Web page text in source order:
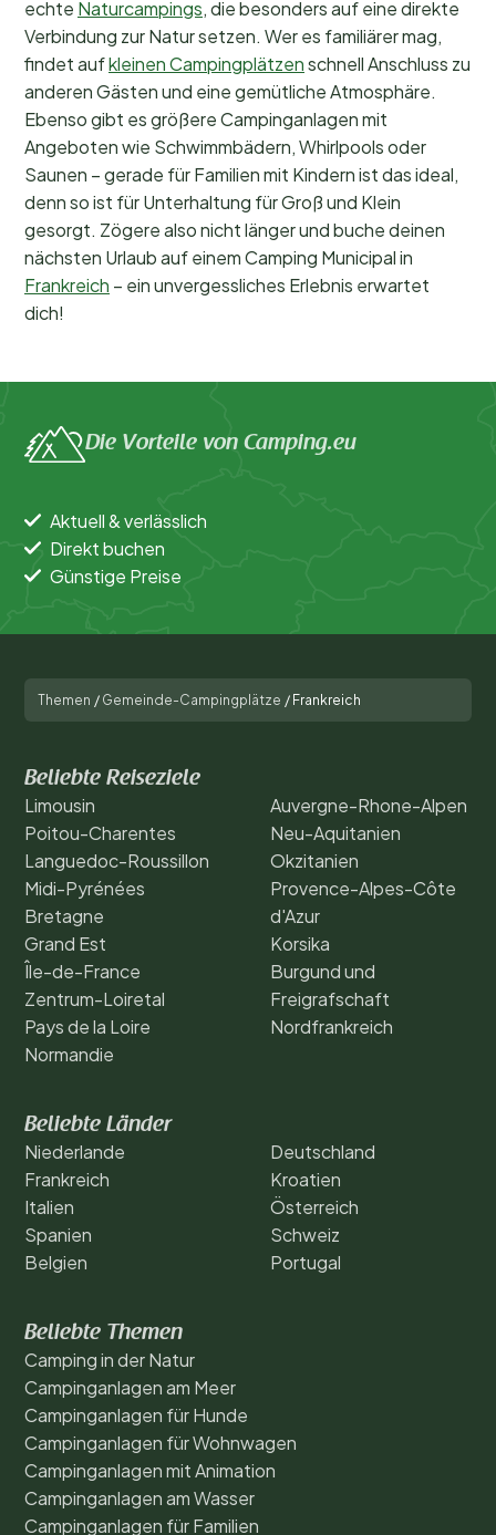
echte Naturcampings, die besonders auf eine direkte
Verbindung zur Natur setzen. Wer es familiärer mag,
findet aufkleinen Campingplätzenschnell Anschluss zu
anderen Gästen und eine gemütliche Atmosphäre.
Ebenso gibt es größere Campinganlagen mit
Angeboten wie Schwimmbädern, Whirlpools oder
Saunen – gerade für Familien mit Kindern ist das ideal,
denn so ist für Unterhaltung für Groß und Klein
gesorgt. Zögere also nicht länger und buche deinen
nächsten Urlaub auf einem Camping Municipal in
Frankreich – ein unvergessliches Erlebnis erwartet
dich!
Die Vorteile von Camping.eu
Aktuell & verlässlich
Direkt buchen
Günstige Preise
Themen / Gemeinde-Campingplätze / Frankreich
Beliebte Reiseziele
Limousin
Poitou-Charentes
Languedoc-Roussillon
Midi-Pyrénées
Bretagne
Grand Est
Île-de-France
Zentrum-Loiretal
Pays de la Loire
Normandie
Auvergne-Rhone-Alpen
Neu-Aquitanien
Okzitanien
Provence-Alpes-Côte
d'Azur
Korsika
Burgund und
Freigrafschaft
Nordfrankreich
Beliebte Länder
Niederlande
Frankreich
Italien
Spanien
Belgien
Deutschland
Kroatien
Österreich
Schweiz
Portugal
Beliebte Themen
Camping in der Natur
Campinganlagen am Meer
Campinganlagen für Hunde
Campinganlagen für Wohnwagen
Campinganlagen mit Animation
Campinganlagen am Wasser
Campinganlagen für Familien